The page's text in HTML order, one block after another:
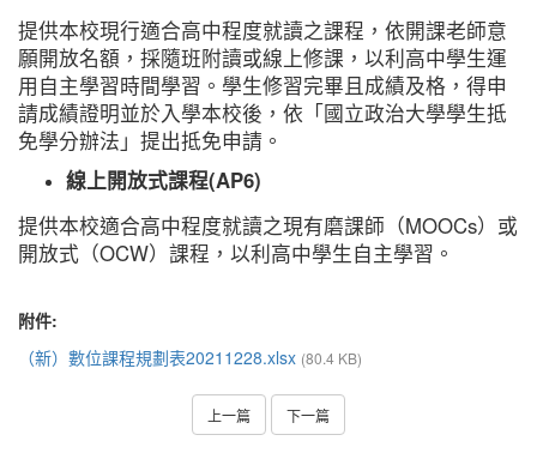
提供本校現行適合高中程度就讀之課程，依開課老師意
願開放名額，採隨班附讀或線上修課，以利高中學生運
用自主學習時間學習。學生修習完畢且成績及格，得申
請成績證明並於入學本校後，依「國立政治大學學生抵
免學分辦法」提出抵免申請。
線上開放式課程(AP6)
提供本校適合高中程度就讀之現有磨課師（MOOCs）或
開放式（OCW）課程，以利高中學生自主學習。
附件:
（新）數位課程規劃表20211228.xlsx (80.4 KB)
上一篇 下一篇